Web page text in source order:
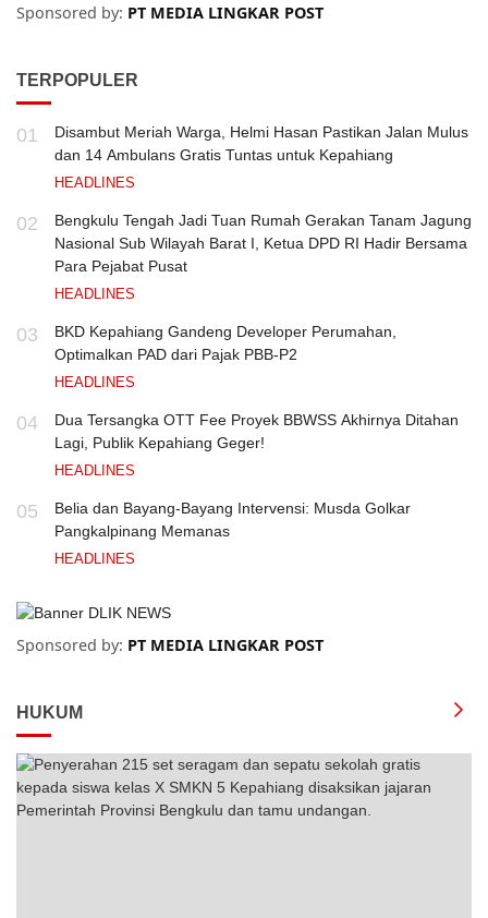
Sponsored by: PT MEDIA LINGKAR POST
TERPOPULER
01
Disambut Meriah Warga, Helmi Hasan Pastikan Jalan Mulus
dan 14 Ambulans Gratis Tuntas untuk Kepahiang
HEADLINES
02
Bengkulu Tengah Jadi Tuan Rumah Gerakan Tanam Jagung
Nasional Sub Wilayah Barat I, Ketua DPD RI Hadir Bersama
Para Pejabat Pusat
HEADLINES
03
BKD Kepahiang Gandeng Developer Perumahan,
Optimalkan PAD dari Pajak PBB-P2
HEADLINES
04
Dua Tersangka OTT Fee Proyek BBWSS Akhirnya Ditahan
Lagi, Publik Kepahiang Geger!
HEADLINES
05
Belia dan Bayang-Bayang Intervensi: Musda Golkar
Pangkalpinang Memanas
HEADLINES
Sponsored by: PT MEDIA LINGKAR POST
HUKUM